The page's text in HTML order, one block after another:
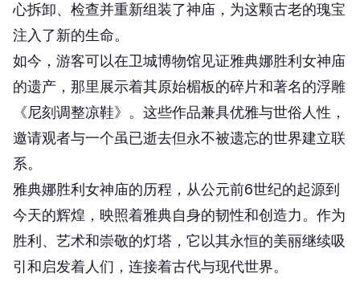
心拆卸、检查并重新组装了神庙，为这颗古老的瑰宝
注入了新的生命。
如今，游客可以在卫城博物馆见证雅典娜胜利女神庙
的遗产，那里展示着其原始楣板的碎片和著名的浮雕
《尼刻调整凉鞋》。这些作品兼具优雅与世俗人性，
邀请观者与一个虽已逝去但永不被遗忘的世界建立联
系。
雅典娜胜利女神庙的历程，从公元前6世纪的起源到
今天的辉煌，映照着雅典自身的韧性和创造力。作为
胜利、艺术和崇敬的灯塔，它以其永恒的美丽继续吸
引和启发着人们，连接着古代与现代世界。